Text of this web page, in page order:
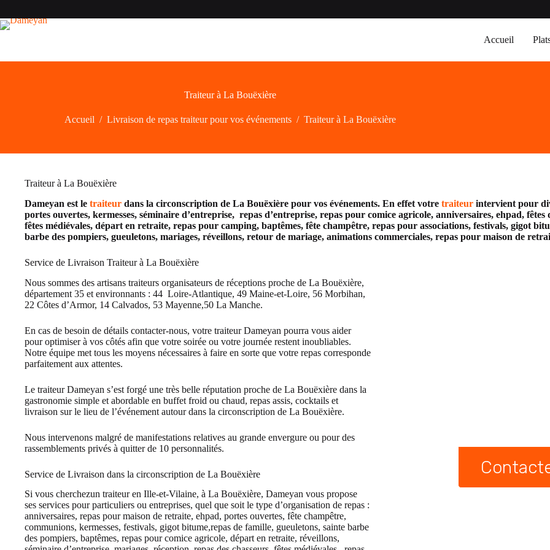
contenu
Accueil
Traiteur à La Bouëxière
Accueil / Livraison de repas traiteur pour vos événements / Traiteur à La Bouëxière
Traiteur à La Bouëxière
Dameyan est le traiteur dans la circonscription de La Bouëxière pour vos événements. En effet votre traiteur intervient pour
portes ouvertes, kermesses, séminaire d’entreprise, repas d’entreprise, repas pour comice agricole, anniversaires, ehpad, fêtes
fêtes médiévales, départ en retraite, repas pour camping, baptêmes, fête champêtre, repas pour associations, festivals, gigot
barbe des pompiers, gueuletons, mariages, réveillons, retour de mariage, animations commerciales, repas pour maison de
Service de Livraison Traiteur à La Bouëxière
Nous sommes des artisans traiteurs organisateurs de réceptions proche de La Bouëxière,
département 35 et environnants : 44 Loire-Atlantique, 49 Maine-et-Loire, 56 Morbihan,
22 Côtes d’Armor, 14 Calvados, 53 Mayenne,50 La Manche.
En cas de besoin de détails contacter-nous, votre traiteur Dameyan pourra vous aider
pour optimiser à vos côtés afin que votre soirée ou votre journée restent inoubliables.
Notre équipe met tous les moyens nécessaires à faire en sorte que votre repas corresponde
parfaitement aux attentes.
Le traiteur Dameyan s’est forgé une très belle réputation proche de La Bouëxière dans la
gastronomie simple et abordable en buffet froid ou chaud, repas assis, cocktails et
livraison sur le lieu de l’événement autour dans la circonscription de La Bouëxière.
Nous intervenons malgré de manifestations relatives au grande envergure ou pour des
rassemblements privés à quitter de 10 personnalités.
Service de Livraison dans la circonscription de La Bouëxière
Si vous cherchezun traiteur en Ille-et-Vilaine, à La Bouëxière, Dameyan vous propose
ses services pour particuliers ou entreprises, quel que soit le type d’organisation de repas :
anniversaires, repas pour maison de retraite, ehpad, portes ouvertes, fête champêtre,
communions, kermesses, festivals, gigot bitume,repas de famille, gueuletons, sainte barbe
des pompiers, baptêmes, repas pour comice agricole, départ en retraite, réveillons,